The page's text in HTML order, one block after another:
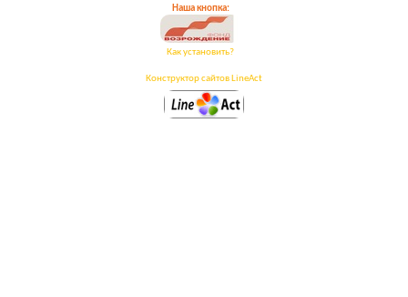
Наша кнопка:
Как установить?
Конструктор сайтов LineAct